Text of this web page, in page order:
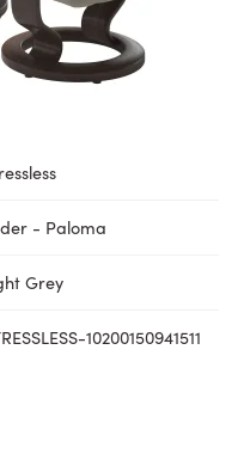
- Paloma
Grey
10200150941511